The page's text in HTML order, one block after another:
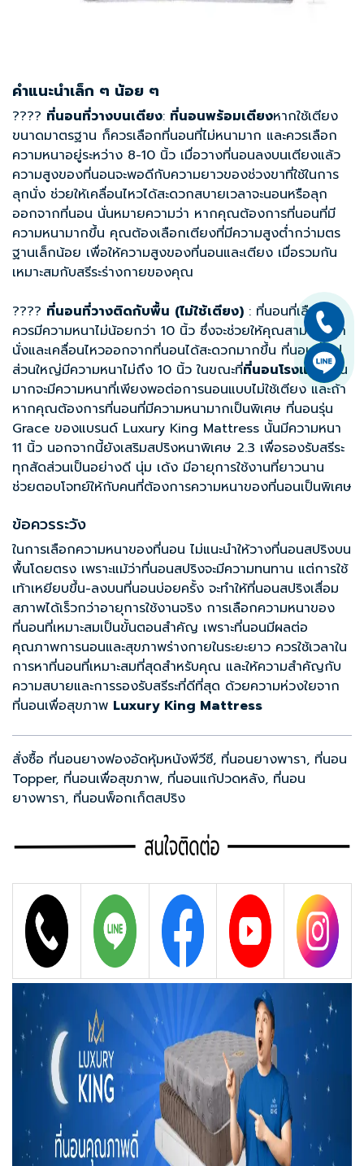
คำแนะนำเล็ก ๆ น้อย ๆ
???? ที่นอนที่วางบนเตียง: ที่นอนพร้อมเตียงหากใช้เตียง
ขนาดมาตรฐาน ก็ควรเลือกที่นอนที่ไม่หนามาก และควรเลือก
ความหนาอยู่ระหว่าง 8-10 นิ้ว เมื่อวางที่นอนลงบนเตียงแล้ว
ความสูงของที่นอนจะพอดีกับความยาวของช่วงขาที่ใช้ในการ
ลุกนั่ง ช่วยให้เคลื่อนไหวได้สะดวกสบายเวลาจะนอนหรือลุก
ออกจากที่นอน นั่นหมายความว่า หากคุณต้องการที่นอนที่มี
ความหนามากขึ้น คุณต้องเลือกเตียงที่มีความสูงต่ำกว่ามตร
ฐานเล็กน้อย เพื่อให้ความสูงของที่นอนและเตียง เมื่อรวมกัน
เหมาะสมกับสรีระร่างกายของคุณ
???? ที่นอนที่วางติดกับพื้น (ไม่ใช้เตียง) : ที่นอนที่เลือก
ควรมีความหนาไม่น้อยกว่า 10 นิ้ว ซึ่งจะช่วยให้คุณสามารถลุก
นั่งและเคลื่อนไหวออกจากที่นอนได้สะดวกมากขึ้น ที่นอนทั่วไป
ส่วนใหญ่มีความหนาไม่ถึง 10 นิ้ว ในขณะที่ที่นอนโรงแรมส่วน
มากจะมีความหนาที่เพียงพอต่อการนอนแบบไม่ใช้เตียง และถ้า
หากคุณต้องการที่นอนที่มีความหนามากเป็นพิเศษ ที่นอนรุ่น
Grace ของแบรนด์ Luxury King Mattress นั้นมีความหนา
11 นิ้ว นอกจากนี้ยังเสริมสปริงหนาพิเศษ 2.3 เพื่อรองรับสรีระ
ทุกสัดส่วนเป็นอย่างดี นุ่ม เด้ง มีอายุการใช้งานที่ยาวนาน
ช่วยตอบโจทย์ให้กับคนที่ต้องการความหนาของที่นอนเป็นพิเศษ
ข้อควรระวัง
ในการเลือกความหนาของที่นอน ไม่แนะนำให้วางที่นอนสปริงบน
พื้นโดยตรง เพราะแม้ว่าที่นอนสปริงจะมีความทนทาน แต่การใช้
เท้าเหยียบขึ้น-ลงบนที่นอนบ่อยครั้ง จะทำให้ที่นอนสปริงเสื่อม
สภาพได้เร็วกว่าอายุการใช้งานจริง การเลือกความหนาของ
ที่นอนที่เหมาะสมเป็นขั้นตอนสำคัญ เพราะที่นอนมีผลต่อ
คุณภาพการนอนและสุขภาพร่างกายในระยะยาว ควรใช้เวลาใน
การหาที่นอนที่เหมาะสมที่สุดสำหรับคุณ และให้ความสำคัญกับ
ความสบายและการรองรับสรีระที่ดีที่สุด ด้วยความห่วงใยจาก
ที่นอนเพื่อสุขภาพ Luxury King Mattress
สั่งซื้อ ที่นอนยางฟองอัดหุ้มหนังพีวีซี, ที่นอนยางพารา, ที่นอน
Topper, ที่นอนเพื่อสุขภาพ, ที่นอนแก้ปวดหลัง, ที่นอน
ยางพารา, ที่นอนพ็อกเก็ตสปริง